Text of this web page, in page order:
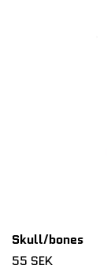
Skull/bones
55 SEK